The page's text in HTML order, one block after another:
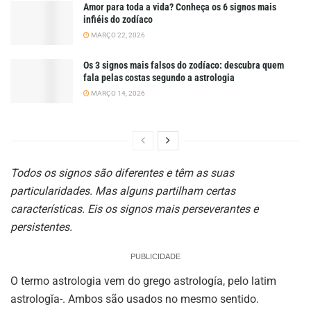
Amor para toda a vida? Conheça os 6 signos mais
infiéis do zodíaco
MARÇO 22, 2026
Os 3 signos mais falsos do zodíaco: descubra quem
fala pelas costas segundo a astrologia
MARÇO 14, 2026
Todos os signos são diferentes e têm as suas
particularidades. Mas alguns partilham certas
características. Eis os signos mais perseverantes e
persistentes.
PUBLICIDADE
O termo astrologia vem do grego astrología, pelo latim
astrologĭa-. Ambos são usados no mesmo sentido.